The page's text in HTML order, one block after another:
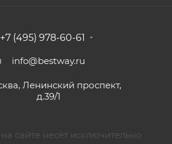
+7 (495) 978-60-61
info@bestway.ru
Ленинский проспект,
д.39/1
сайте несёт исключительно